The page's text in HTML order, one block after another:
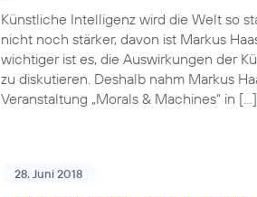
Künstliche Intelligenz wird die Welt so
nicht noch stärker, davon ist Markus
wichtiger ist es, die Auswirkungen der
zu diskutieren. Deshalb nahm Markus
Veranstaltung „Morals & Machines“ in […]
28. Juni 2018